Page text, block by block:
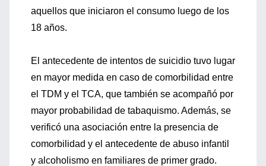
aquellos que iniciaron el consumo luego de los
18 años.
El antecedente de intentos de suicidio tuvo lugar
en mayor medida en caso de comorbilidad entre
el TDM y el TCA, que también se acompañó por
mayor probabilidad de tabaquismo. Además, se
verificó una asociación entre la presencia de
comorbilidad y el antecedente de abuso infantil
y alcoholismo en familiares de primer grado.